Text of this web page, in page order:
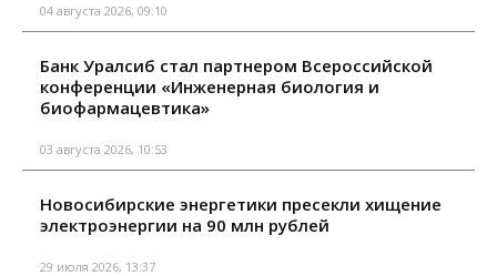
04 августа 2026, 09:10
Банк Уралсиб стал партнером Всероссийской
конференции «Инженерная биология и
биофармацевтика»
03 августа 2026, 10:53
Новосибирские энергетики пресекли хищение
электроэнергии на 90 млн рублей
29 июля 2026, 13:37